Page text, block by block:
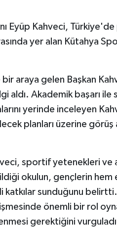
Eyüp Kahveci,
yer alan Kütahya
araya gelen Başkan
aldı. Akademik başarı ile
yerinde inceleyen
planları üzerine görüş
sportif yetenekleri ve
okulun, gençlerin hem
katkılar sunduğunu
önemli bir rol
gerektiğini